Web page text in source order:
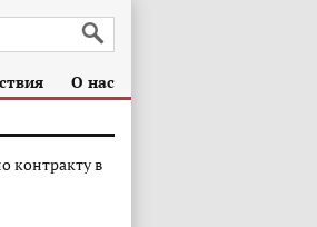
О нас
контракту в